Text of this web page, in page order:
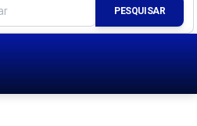
PESQUISAR